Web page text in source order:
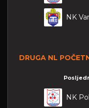
NK
DRUGA NL
NK